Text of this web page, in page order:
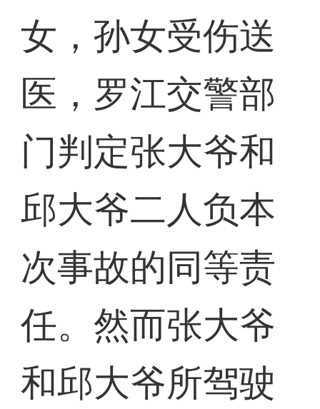
女，孙女受伤送
医，罗江交警部
门判定张大爷和
邱大爷二人负本
次事故的同等责
任。然而张大爷
和邱大爷所驾驶